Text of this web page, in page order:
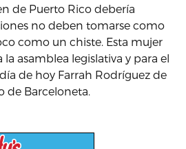
de Puerto Rico debería
no deben tomarse como
como un chiste. Esta mujer
asamblea legislativa y para el
de hoy Farrah Rodríguez de
de Barceloneta.